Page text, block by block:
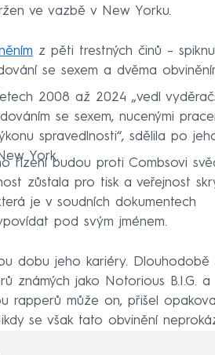
ve vazbě v New Yorku.
z pěti trestných činů –
se sexem a dvěma
2008 až 2024 „vedl
se sexem, nucenými
spravedlnosti“, sdělila po
York.
řízení budou proti Combsovi
zůstala pro tisk a veřejnost
je v soudních dokumentech
pod svým jménem.
dobu jeho kariéry. Dlouhodobě
známých jako Notorious B.I.G. a
rapperů může on, přišel
se však tato obvinění